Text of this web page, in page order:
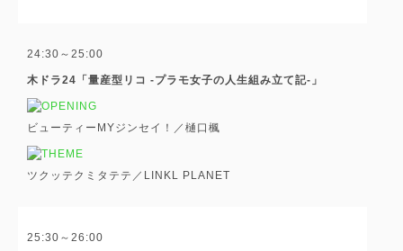
24:30～25:00
木ドラ24「量産型リコ -プラモ女子の人生組み立て記-」
ビューティーMYジンセイ！／樋口楓
ツクッテクミタテテ／LINKL PLANET
25:30～26:00